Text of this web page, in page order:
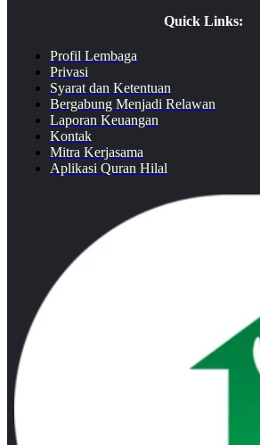
Quick Links:
Profil Lembaga
Privasi
Syarat dan Ketentuan
Bergabung Menjadi Relawan
Laporan Keuangan
Kontak
Mitra Kerjasama
Aplikasi Quran Hilal